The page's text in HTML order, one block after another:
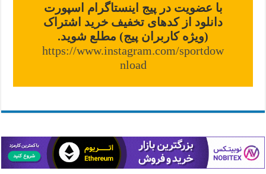
با عضویت در پیج اینستاگرام اسپورت
دانلود از کدهای تخفیف خرید اشتراک
(ویژه کاربران پیج) مطلع شوید.
https://www.instagram.com/sportdow
nload